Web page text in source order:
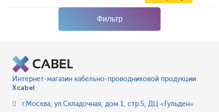
Фильтр
Интернет-магазин кабельно-проводниковой продукции
Xcabel
г.Москва, ул.Складочная, дом 1, стр.5, ДЦ «Гульден»